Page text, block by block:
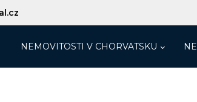
NEMOVITOSTI V CHORVATSKU